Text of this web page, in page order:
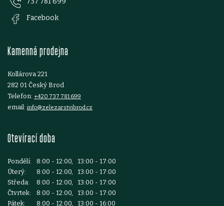
Facebook
Kamenná prodejna
Kollárova 221
282 01 Český Brod
Telefon: +420 737 781 699
email: info@zelezarstvibrod.cz
Otevírací doba
Pondělí:
8:00 - 12:00, 13:00 - 17:00
Úterý:
8:00 - 12:00, 13:00 - 17:00
Středa:
8:00 - 12:00, 13:00 - 17:00
Čtvrtek:
8:00 - 12:00, 13:00 - 17:00
Pátek:
8:00 - 12:00, 13:00 - 16:00